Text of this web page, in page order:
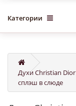
Категории
Духи Christian
сплэш в слюде